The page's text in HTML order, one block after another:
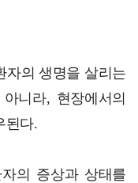
자의 생명을 살리는
니라, 현장에서의
된다.
의 증상과 상태를